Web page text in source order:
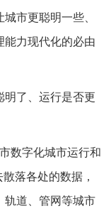
市更聪明一些、
能力现代化的必由
明了、运行是否更
数字化城市运行和
落各处的数据，
轨道、管网等城市